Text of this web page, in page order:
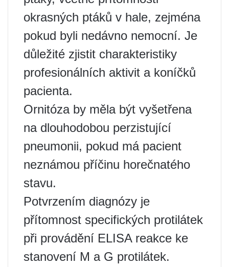
okrasných ptáků v hale, zejména
pokud byli nedávno nemocní. Je
důležité zjistit charakteristiky
profesionálních aktivit a koníčků
pacienta.
Ornitóza by měla být vyšetřena
na dlouhodobou perzistující
pneumonii, pokud má pacient
neznámou příčinu horečnatého
stavu.
Potvrzením diagnózy je
přítomnost specifických protilátek
při provádění ELISA reakce ke
stanovení M a G protilátek.